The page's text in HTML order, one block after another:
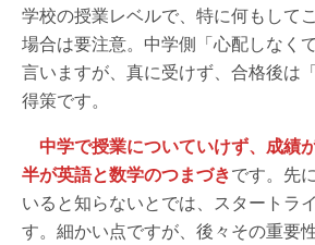
学校の授業レベルで、特に何もして
場合は要注意。中学側「心配しなく
言いますが、真に受けず、合格後は
得策です。
中学で授業についていけず、成績
半が英語と数学のつまづきです。先
いると知らないとでは、スタートラ
す。細かい点ですが、後々その重要